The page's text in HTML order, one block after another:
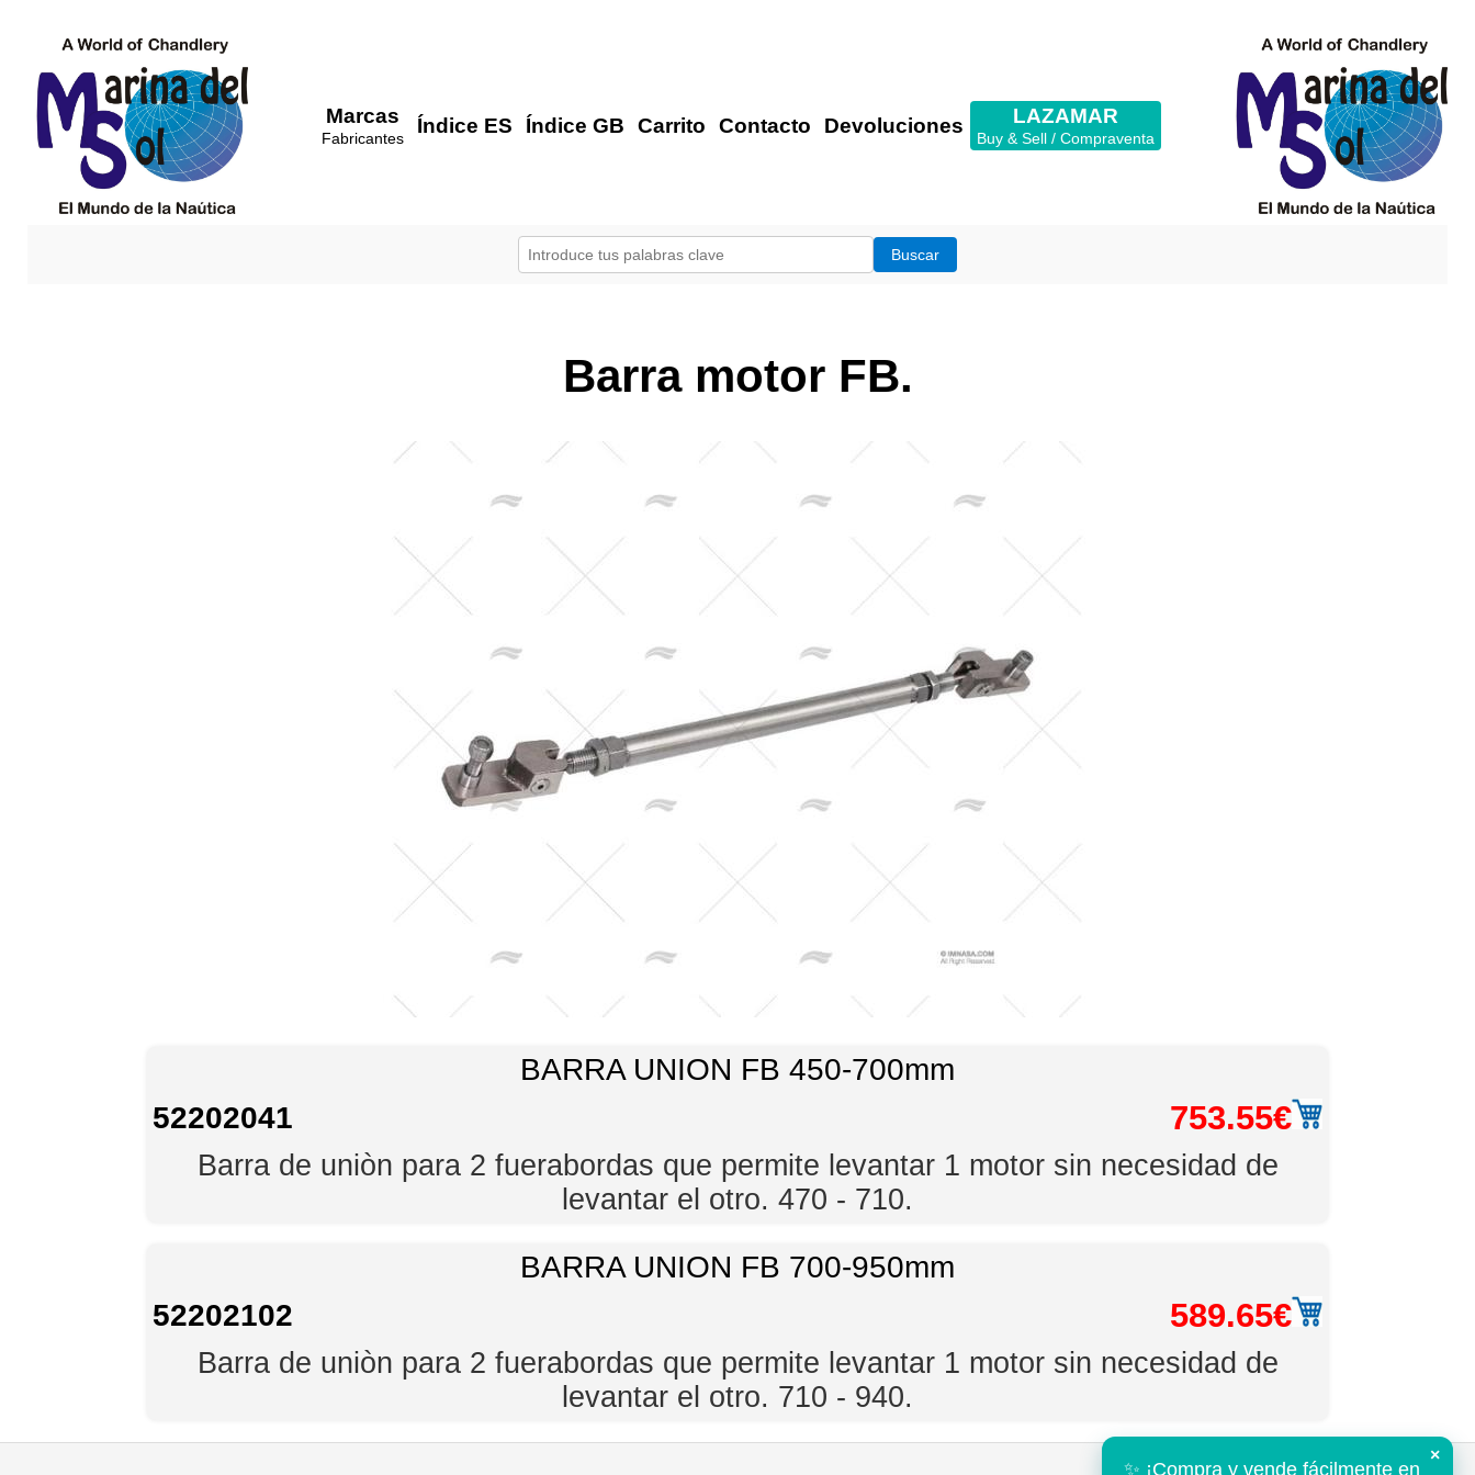
✨ ¡Compra y vende fácilmente en
×
Marcas
Fabricantes
Índice ES Índice GB Carrito Contacto Devoluciones LAZAMAR
Buy & Sell / Compraventa
Barra motor FB.
BARRA UNION FB 450-700mm
52202041
753.55€
Barra de uniòn para 2 fuerabordas que permite levantar 1 motor sin necesidad de
levantar el otro. 470 - 710.
BARRA UNION FB 700-950mm
52202102
589.65€
Barra de uniòn para 2 fuerabordas que permite levantar 1 motor sin necesidad de
levantar el otro. 710 - 940.